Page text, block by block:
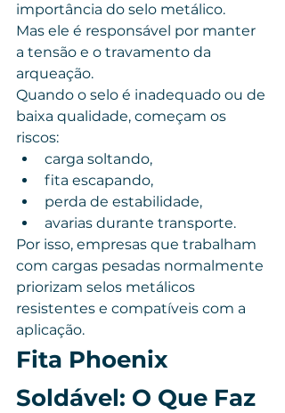
importância do selo metálico.
Mas ele é responsável por manter
a tensão e o travamento da
arqueação.
Quando o selo é inadequado ou de
baixa qualidade, começam os
riscos:
carga soltando,
fita escapando,
perda de estabilidade,
avarias durante transporte.
Por isso, empresas que trabalham
com cargas pesadas normalmente
priorizam selos metálicos
resistentes e compatíveis com a
aplicação.
Fita Phoenix
Soldável: O Que Faz